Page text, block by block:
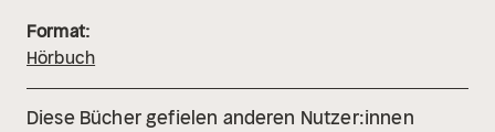
Format:
Hörbuch
Diese Bücher gefielen anderen Nutzer:innen